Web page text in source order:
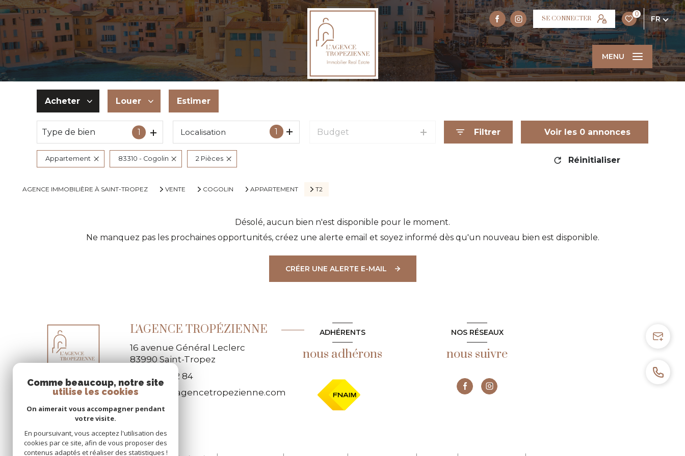
SE CONNECTER
0
FR
MENU
Acheter
De l'ancien
Du neuf
De l'immo pro
Louer
De l'immo pro
Estimer
Type de bien 1 1
Localisation Budget Filtrer Voir les 0annonces
Appartement 83310 - Cogolin 2 Pièces Réinitialiser
AGENCE IMMOBILIÈRE À SAINT-TROPEZ VENTE COGOLIN APPARTEMENT T2
Désolé, aucun bien n'est disponible pour le moment.
Ne manquez pas les prochaines opportunités, créez une alerte email et soyez informé dès qu'un nouveau bien est disponible.
CRÉER UNE ALERTE E-MAIL
L'AGENCE TROPÉZIENNE
16 avenue Général Leclerc
83990 Saint-Tropez
04 94 79 62 84
contact@lagencetropezienne.com
ADHÉRENTS
nous adhérons
NOS RÉSEAUX
nous suivre
Comme beaucoup, notre site
utilise les cookies
On aimerait vous accompagner pendant
votre visite.
En poursuivant, vous acceptez l'utilisation des
cookies par ce site, afin de vous proposer des
contenus adaptés et réaliser des statistiques !